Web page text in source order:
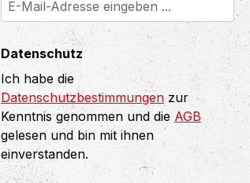
Datenschutz
Ich habe die
Datenschutzbestimmungenzur
Kenntnis genommen und die AGB
gelesen und bin mit ihnen
einverstanden.